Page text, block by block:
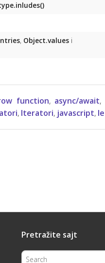
, Object.values i
function, async/await,
, Iteratori, javascript,
Pretražite sajt